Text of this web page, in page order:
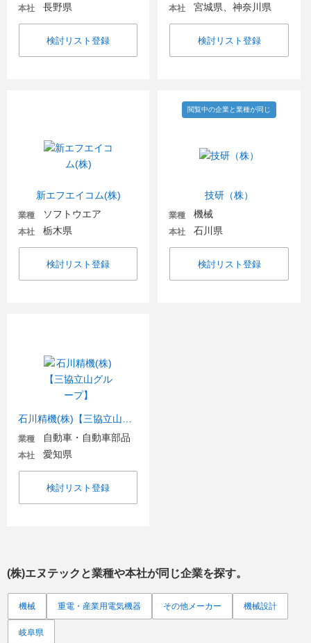
本社 長野県
検討リスト登録
本社 宮城県、神奈川県
検討リスト登録
新エフエイコム(株)
業種 ソフトウエア
本社 栃木県
検討リスト登録
技研（株）
閲覧中の企業と業種が同じ
業種 機械
本社 石川県
検討リスト登録
業種 自動車・自動車部品
本社 愛知県
検討リスト登録
(株)エヌテック と業種や本社が同じ企業を探す。
機械 重電・産業用電気機器 その他メーカー 機械設計
岐阜県